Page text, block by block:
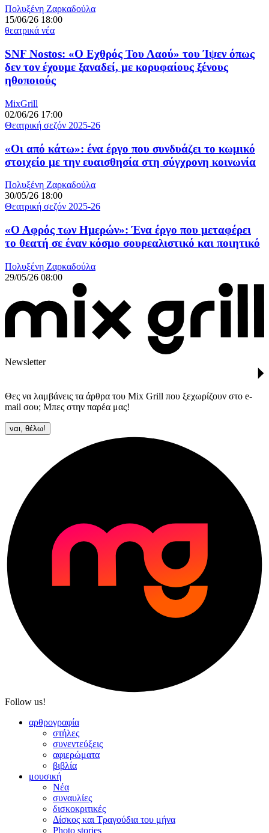
Πολυξένη Ζαρκαδούλα
15/06/26 18:00
θεατρικά νέα
SNF Nostos: «Ο Εχθρός Του Λαού» του Ίψεν όπως
δεν τον έχουμε ξαναδεί, με κορυφαίους ξένους
ηθοποιούς
MixGrill
02/06/26 17:00
Θεατρική σεζόν 2025-26
«Οι από κάτω»: ένα έργο που συνδυάζει το κωμικό
στοιχείο με την ευαισθησία στη σύγχρονη κοινωνία
Πολυξένη Ζαρκαδούλα
30/05/26 18:00
Θεατρική σεζόν 2025-26
«Ο Αφρός των Ημερών»: Ένα έργο που μεταφέρει
το θεατή σε έναν κόσμο σουρεαλιστικό και ποιητικό
Πολυξένη Ζαρκαδούλα
29/05/26 08:00
Newsletter
Θες να λαμβάνεις τα άρθρα του Mix Grill που ξεχωρίζουν στο e-
mail σου; Μπες στην παρέα μας!
Follow us!
αρθρογραφία
στήλες
συνεντεύξεις
αφιερώματα
βιβλία
μουσική
Νέα
συναυλίες
δισκοκριτικές
Δίσκος και Τραγούδια του μήνα
Photo stories